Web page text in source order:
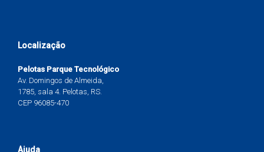
Localização
Pelotas Parque Tecnológico
Av. Domingos de Almeida,
1785, sala 4. Pelotas, RS.
CEP 96085-470
Ajuda